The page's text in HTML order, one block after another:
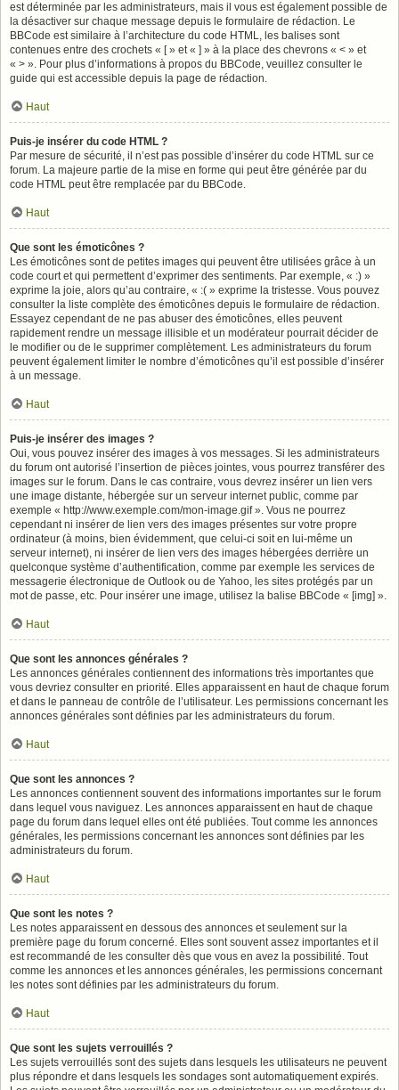
est déterminée par les administrateurs, mais il vous est également possible de
la désactiver sur chaque message depuis le formulaire de rédaction. Le
BBCode est similaire à l’architecture du code HTML, les balises sont
contenues entre des crochets « [ » et « ] » à la place des chevrons « < » et
« > ». Pour plus d’informations à propos du BBCode, veuillez consulter le
guide qui est accessible depuis la page de rédaction.
Haut
Puis-je insérer du code HTML ?
Par mesure de sécurité, il n’est pas possible d’insérer du code HTML sur ce
forum. La majeure partie de la mise en forme qui peut être générée par du
code HTML peut être remplacée par du BBCode.
Haut
Que sont les émoticônes ?
Les émoticônes sont de petites images qui peuvent être utilisées grâce à un
code court et qui permettent d’exprimer des sentiments. Par exemple, « :) »
exprime la joie, alors qu’au contraire, « :( » exprime la tristesse. Vous pouvez
consulter la liste complète des émoticônes depuis le formulaire de rédaction.
Essayez cependant de ne pas abuser des émoticônes, elles peuvent
rapidement rendre un message illisible et un modérateur pourrait décider de
le modifier ou de le supprimer complètement. Les administrateurs du forum
peuvent également limiter le nombre d’émoticônes qu’il est possible d’insérer
à un message.
Haut
Puis-je insérer des images ?
Oui, vous pouvez insérer des images à vos messages. Si les administrateurs
du forum ont autorisé l’insertion de pièces jointes, vous pourrez transférer des
images sur le forum. Dans le cas contraire, vous devrez insérer un lien vers
une image distante, hébergée sur un serveur internet public, comme par
exemple « http://www.exemple.com/mon-image.gif ». Vous ne pourrez
cependant ni insérer de lien vers des images présentes sur votre propre
ordinateur (à moins, bien évidemment, que celui-ci soit en lui-même un
serveur internet), ni insérer de lien vers des images hébergées derrière un
quelconque système d’authentification, comme par exemple les services de
messagerie électronique de Outlook ou de Yahoo, les sites protégés par un
mot de passe, etc. Pour insérer une image, utilisez la balise BBCode « [img] ».
Haut
Que sont les annonces générales ?
Les annonces générales contiennent des informations très importantes que
vous devriez consulter en priorité. Elles apparaissent en haut de chaque forum
et dans le panneau de contrôle de l’utilisateur. Les permissions concernant les
annonces générales sont définies par les administrateurs du forum.
Haut
Que sont les annonces ?
Les annonces contiennent souvent des informations importantes sur le forum
dans lequel vous naviguez. Les annonces apparaissent en haut de chaque
page du forum dans lequel elles ont été publiées. Tout comme les annonces
générales, les permissions concernant les annonces sont définies par les
administrateurs du forum.
Haut
Que sont les notes ?
Les notes apparaissent en dessous des annonces et seulement sur la
première page du forum concerné. Elles sont souvent assez importantes et il
est recommandé de les consulter dès que vous en avez la possibilité. Tout
comme les annonces et les annonces générales, les permissions concernant
les notes sont définies par les administrateurs du forum.
Haut
Que sont les sujets verrouillés ?
Les sujets verrouillés sont des sujets dans lesquels les utilisateurs ne peuvent
plus répondre et dans lesquels les sondages sont automatiquement expirés.